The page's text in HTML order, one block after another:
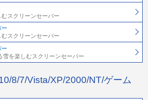
スクリーンセーバー
スクリーンセーバー
ー
雪を楽しむスクリーンセーバー
8/7/Vista/XP/2000/NT/ゲーム